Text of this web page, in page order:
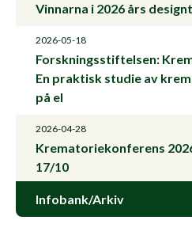
Vinnarna i 2026 års
2026-05-18
Forskningsstiftelsen:
En praktisk studie av
på el
2026-04-28
Krematoriekonferens
17/10
Infobank/Arkiv